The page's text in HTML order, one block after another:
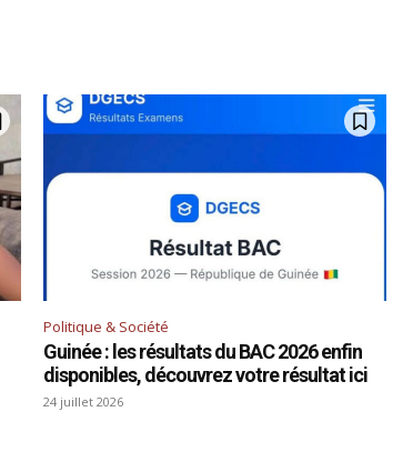
Politique & Société
Guinée : les résultats du BAC 2026 enfin
disponibles, découvrez votre résultat ici
24 juillet 2026